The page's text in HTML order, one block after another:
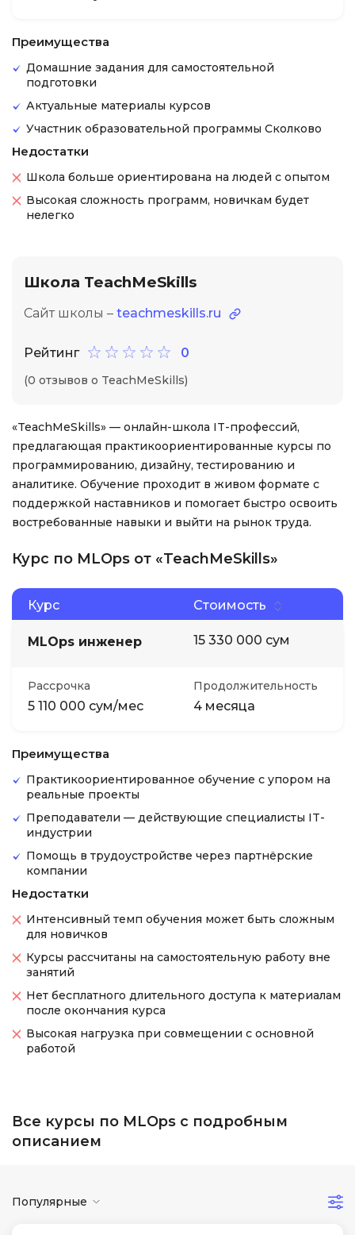
Преимущества
Домашние задания для самостоятельной
подготовки
Актуальные материалы курсов
Участник образовательной программы Сколково
Недостатки
Школа больше ориентирована на людей с опытом
Высокая сложность программ, новичкам будет
нелегко
Школа TeachMeSkills
Сайт школы – teachmeskills.ru
Рейтинг 0
(0 отзывов о TeachMeSkills)
«TeachMeSkills» — онлайн-школа IT-профессий,
предлагающая практикоориентированные курсы по
программированию, дизайну, тестированию и
аналитике. Обучение проходит в живом формате с
поддержкой наставников и помогает быстро освоить
востребованные навыки и выйти на рынок труда.
Курс по MLOps от «TeachMeSkills»
Курс Стоимость
MLOps инженер 15 330 000 сум
Рассрочка
5 110 000 сум/мес
Продолжительность
4 месяца
Преимущества
Практикоориентированное обучение с упором на
реальные проекты
Преподаватели — действующие специалисты IT-
индустрии
Помощь в трудоустройстве через партнёрские
компании
Недостатки
Интенсивный темп обучения может быть сложным
для новичков
Курсы рассчитаны на самостоятельную работу вне
занятий
Нет бесплатного длительного доступа к материалам
после окончания курса
Высокая нагрузка при совмещении с основной
работой
Все курсы по MLOps с подробным
описанием
Популярные